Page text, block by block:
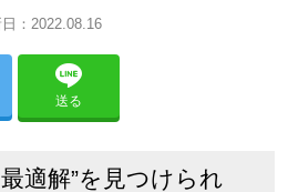
： 2022.08.16
送る
適解”を見つけられ